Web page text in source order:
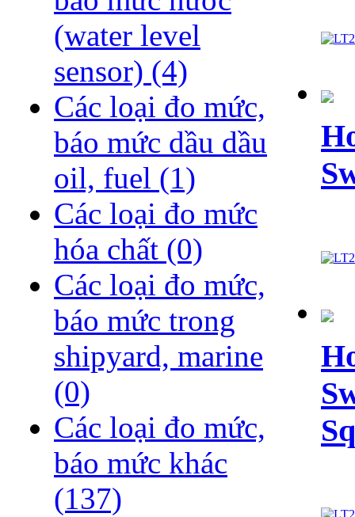
(water level
sensor) (4)
Các loại đo mức,
báo mức dầu dầu
oil, fuel (1)
Các loại đo mức
hóa chất (0)
Các loại đo mức,
báo mức trong
shipyard, marine
(0)
Các loại đo mức,
báo mức khác
(137)